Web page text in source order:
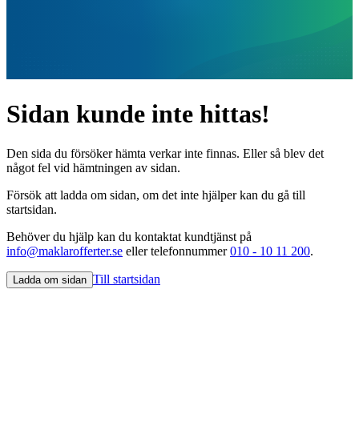
Sidan kunde inte hittas!
Den sida du försöker hämta verkar inte finnas. Eller så blev det
något fel vid hämtningen av sidan.
Försök att ladda om sidan, om det inte hjälper kan du gå till
startsidan.
Behöver du hjälp kan du kontaktat kundtjänst på
info@maklarofferter.se eller telefonnummer010 - 10 11 200.
Ladda om sidan Till startsidan